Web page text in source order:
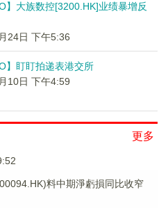
】大族数控[3200.HK]业绩暴增反
24日 下午5:36
】盯盯拍递表港交所
10日 下午4:59
更多
料中期淨虧損同比收窄